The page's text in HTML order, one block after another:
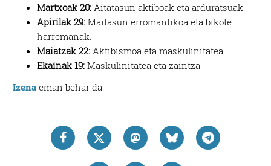
Martxoak 20: Aitatasun aktiboak eta arduratsuak.
Apirilak 29: Maitasun erromantikoa eta bikote
harremanak.
Maiatzak 22: Aktibismoa eta maskulinitatea.
Ekainak 19: Maskulinitatea eta zaintza.
Izena eman behar da.